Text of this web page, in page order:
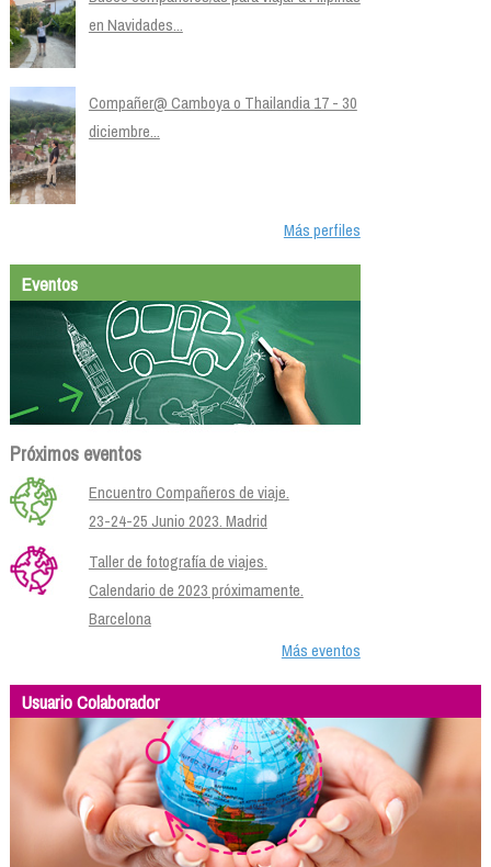
en Navidades...
Compañer@ Camboya o Thailandia 17 - 30
diciembre...
Más perfiles
Eventos
Próximos eventos
Encuentro Compañeros de viaje.
23-24-25 Junio 2023. Madrid
Taller de fotografía de viajes.
Calendario de 2023 próximamente.
Barcelona
Más eventos
Usuario Colaborador